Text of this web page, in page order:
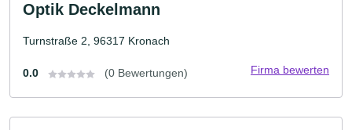
Optik Deckelmann
Turnstraße 2, 96317 Kronach
0.0 (0 Bewertungen) Firma bewerten